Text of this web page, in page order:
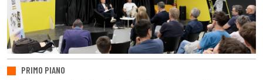
PRIMO PIANO